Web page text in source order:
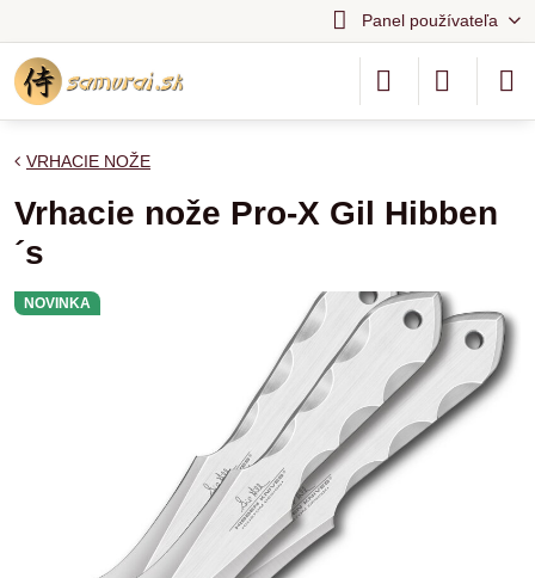
Panel používateľa
NOVINKA
VRHACIE NOŽE
Vrhacie nože Pro-X Gil Hibben
´s